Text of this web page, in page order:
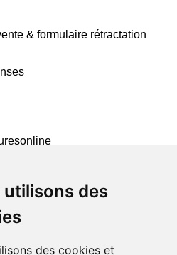
utilisons des
des cookies et
& formulaire rétractation